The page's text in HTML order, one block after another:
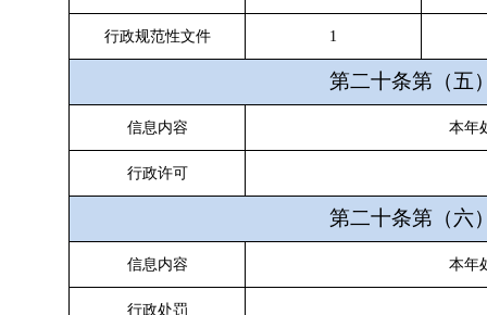
行政规范性文件 1
第二十条第（五
信息内容 本年
行政许可
第二十条第（六
信息内容 本年
行政处罚